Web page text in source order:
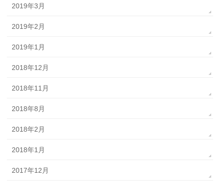
2019年3月
2019年2月
2019年1月
2018年12月
2018年11月
2018年8月
2018年2月
2018年1月
2017年12月